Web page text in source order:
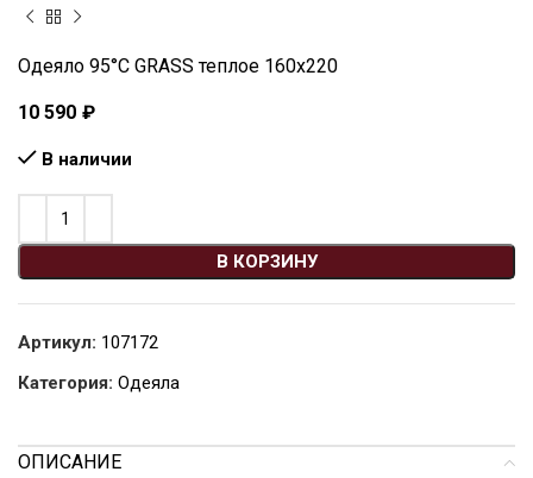
Одеяло 95°C GRASS теплое 160х220
10 590 ₽
В наличии
В КОРЗИНУ
Артикул: 107172
Категория: Одеяла
ОПИСАНИЕ